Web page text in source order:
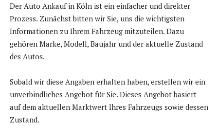
Der Auto Ankauf in Köln ist ein einfacher und direkter
Prozess. Zunächst bitten wir Sie, uns die wichtigsten
Informationen zu Ihrem Fahrzeug mitzuteilen. Dazu
gehören Marke, Modell, Baujahr und der aktuelle Zustand
des Autos.
Sobald wir diese Angaben erhalten haben, erstellen wir ein
unverbindliches Angebot für Sie. Dieses Angebot basiert
auf dem aktuellen Marktwert Ihres Fahrzeugs sowie dessen
Zustand.